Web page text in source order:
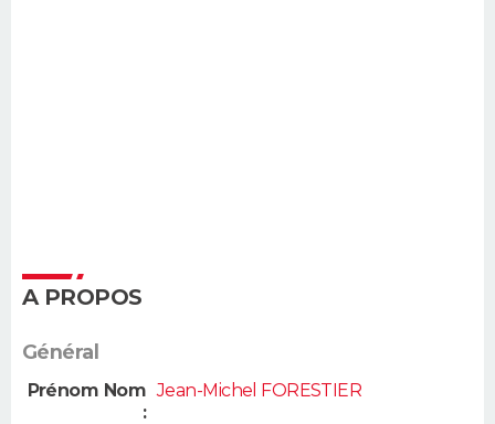
A PROPOS
Général
Prénom Nom
:
Jean-Michel FORESTIER